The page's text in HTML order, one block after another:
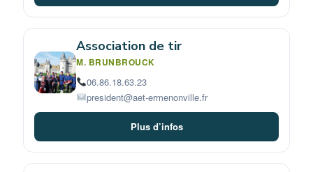
Association de tir
M. BRUNBROUCK
06.86.18.63.23
president@aet-ermenonville.fr
Plus d’infos